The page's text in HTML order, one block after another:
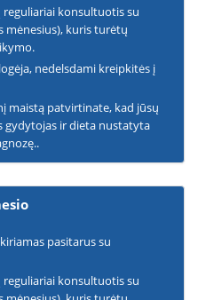
konsultuotis su
mėnesius), kuris turėtų
nedelsdami kreipkitės į
maistą patvirtinate, kad jūsų
gydytojas ir dieta nustatyta
pasitarus su
konsultuotis su